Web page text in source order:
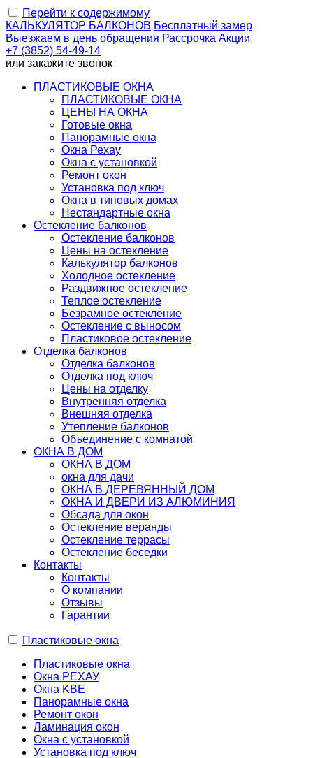
Перейти к содержимому
КАЛЬКУЛЯТОР БАЛКОНОВ Бесплатный замер
Выезжаем в день обращения Рассрочка Акции
+7 (3852) 54-49-14
или закажите звонок
ПЛАСТИКОВЫЕ ОКНА
ПЛАСТИКОВЫЕ ОКНА
ЦЕНЫ НА ОКНА
Готовые окна
Панорамные окна
Окна Рехау
Окна с установкой
Ремонт окон
Установка под ключ
Окна в типовых домах
Нестандартные окна
Остекление балконов
Остекление балконов
Цены на остекление
Калькулятор балконов
Холодное остекление
Раздвижное остекление
Теплое остекление
Безрамное остекление
Остекление с выносом
Пластиковое остекление
Отделка балконов
Отделка балконов
Отделка под ключ
Цены на отделку
Внутренняя отделка
Внешняя отделка
Утепление балконов
Объединение с комнатой
ОКНА В ДОМ
ОКНА В ДОМ
окна для дачи
ОКНА В ДЕРЕВЯННЫЙ ДОМ
ОКНА И ДВЕРИ ИЗ АЛЮМИНИЯ
Обсада для окон
Остекление веранды
Остекление террасы
Остекление беседки
Контакты
Контакты
О компании
Отзывы
Гарантии
Пластиковые окна
Пластиковые окна
Окна РЕХАУ
Окна KBE
Панорамные окна
Ремонт окон
Ламинация окон
Окна с установкой
Установка под ключ